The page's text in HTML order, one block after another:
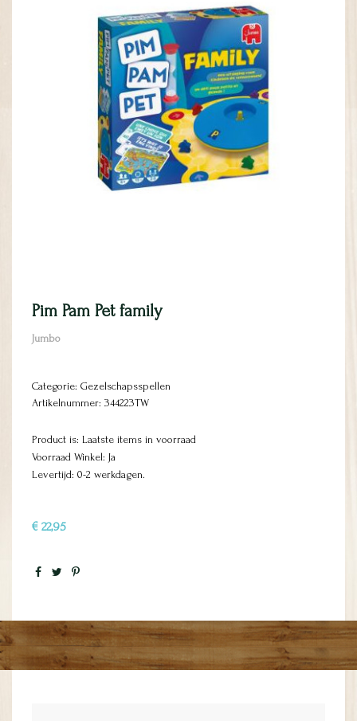
Pim Pam Pet family
Jumbo
Categorie: Gezelschapsspellen
Artikelnummer: 344223TW
Product is: Laatste items in voorraad
Voorraad Winkel: Ja
Levertijd: 0-2 werkdagen.
€ 22,95